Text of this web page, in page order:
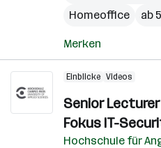
Homeoffice
ab
Merken
Einblicke Videos
Senior
Fokus IT-
Hochschule für